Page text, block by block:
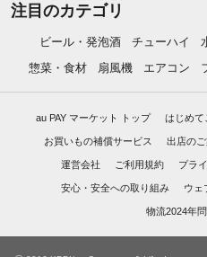
注目のカテゴリ
ビール・発泡酒 チューハイ
惣菜・食材
扇風機 エアコン
au PAY マーケット トップ はじめて
お買いもの補償サービス 出店の
運営会社 ご利用規約 プラ
安心・安全への取り組み ウェ
物流2024年